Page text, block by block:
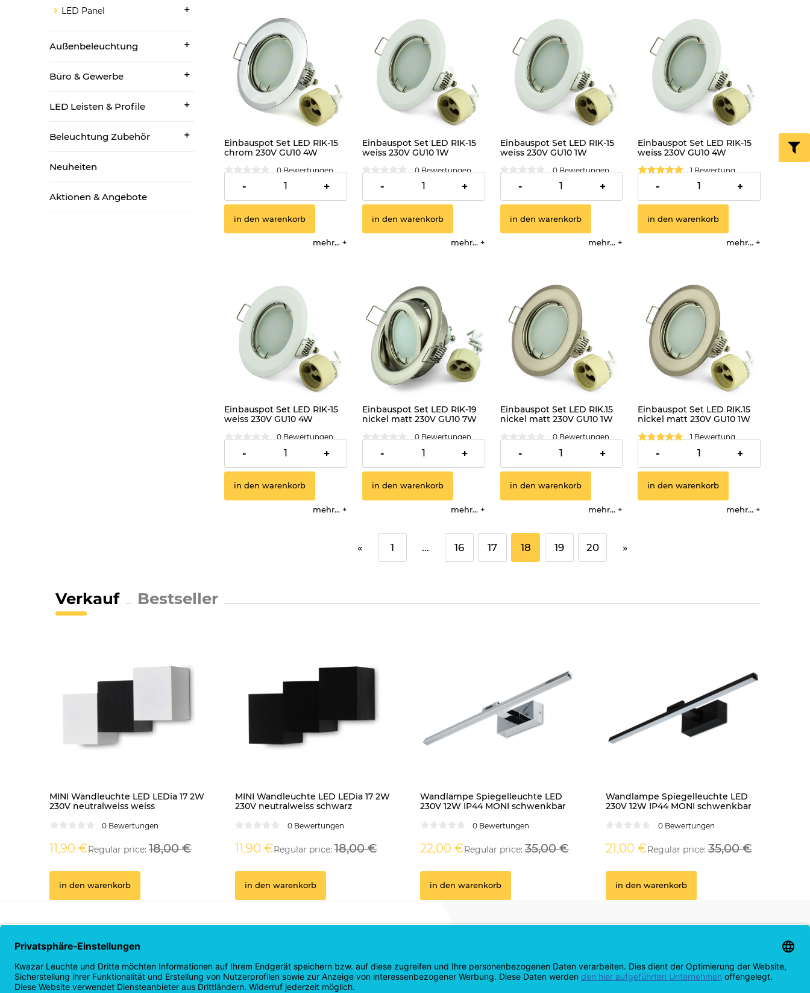
LED Panel
Außenbeleuchtung
Büro & Gewerbe
LED Leisten & Profile
Beleuchtung Zubehör
Neuheiten
Aktionen & Angebote
Einbauspot Set LED RIK-15
chrom 230V GU10 4W
0 Bewertungen
3,99 €
- +
in den warenkorb
mehr...
Einbauspot Set LED RIK-15
weiss 230V GU10 1W
0 Bewertungen
3,99 €
- +
in den warenkorb
mehr...
Einbauspot Set LED RIK-15
weiss 230V GU10 1W
0 Bewertungen
3,99 €
- +
in den warenkorb
mehr...
Einbauspot Set LED RIK-15
weiss 230V GU10 4W
1 Bewertung
3,99 €
- +
in den warenkorb
mehr...
Einbauspot Set LED RIK-15
weiss 230V GU10 4W
0 Bewertungen
3,99 €
- +
in den warenkorb
mehr...
Einbauspot Set LED RIK-19
nickel matt 230V GU10 7W
0 Bewertungen
3,50 €
- +
in den warenkorb
mehr...
Einbauspot Set LED RIK.15
nickel matt 230V GU10 1W
0 Bewertungen
3,99 €
- +
in den warenkorb
mehr...
Einbauspot Set LED RIK.15
nickel matt 230V GU10 1W
1 Bewertung
3,99 €
- +
in den warenkorb
mehr...
« 1 ... 16 17 18 19 20 »
Verkauf Bestseller
MINI Wandleuchte LED LEDia 17 2W
230V neutralweiss weiss
0 Bewertungen
11,90 €Regular price: 18,00 €
in den warenkorb
MINI Wandleuchte LED LEDia 17 2W
230V neutralweiss schwarz
0 Bewertungen
11,90 €Regular price:18,00 €
in den warenkorb
Wandlampe Spiegelleuchte LED
230V 12W IP44 MONI schwenkbar
0 Bewertungen
22,00 €Regular price: 35,00 €
in den warenkorb
Wandlampe Spiegelleuchte LED
230V 12W IP44 MONI schwenkbar
0 Bewertungen
21,00 €Regular price:35,00 €
in den warenkorb
GU10 Fassung
0,50 €
Kaufabwicklung
Lieferfrist
AGB
Bestellstatus